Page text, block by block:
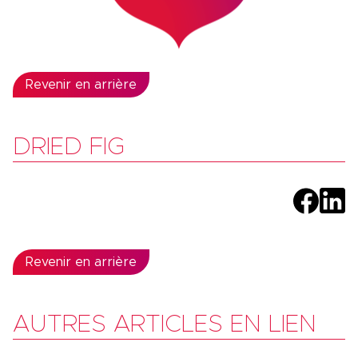
Revenir en arrière
DRIED FIG
Revenir en arrière
AUTRES ARTICLES EN LIEN